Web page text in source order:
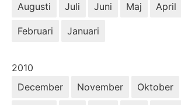
Augusti Juli Juni Maj April
Februari Januari
År:
2010
December
November Oktober